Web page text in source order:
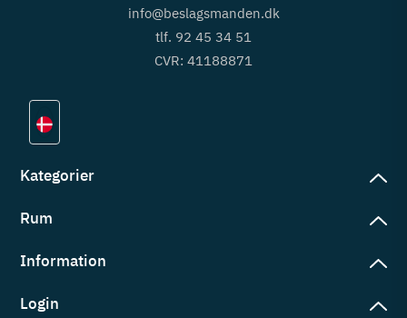
info@beslagsmanden.dk
tlf. 92 45 34 51
CVR: 41188871
Kategorier
Rum
Information
Login